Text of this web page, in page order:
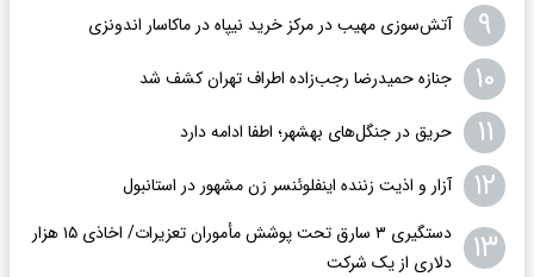
۹ آتش‌سوزی مهیب در مرکز خرید نیپاه در ماکاسار اندونزی
۱۰ جنازه حمیدرضا رجب‌زاده اطراف تهران کشف شد
۱۱ حریق در جنگل‌های بهشهر؛ اطفا ادامه دارد
۱۲ آزار و اذیت زننده اینفلوئنسر زن مشهور در استانبول
۱۳
دستگیری ۳ سارق تحت پوشش مأموران تعزیرات/ اخاذی ۱۵ هزار
دلاری از یک شرکت